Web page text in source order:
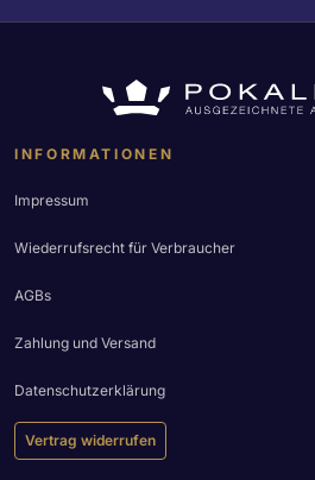
INFORMATIONEN
Impressum
Wiederrufsrecht für Verbraucher
AGBs
Zahlung und Versand
Datenschutzerklärung
Vertrag widerrufen